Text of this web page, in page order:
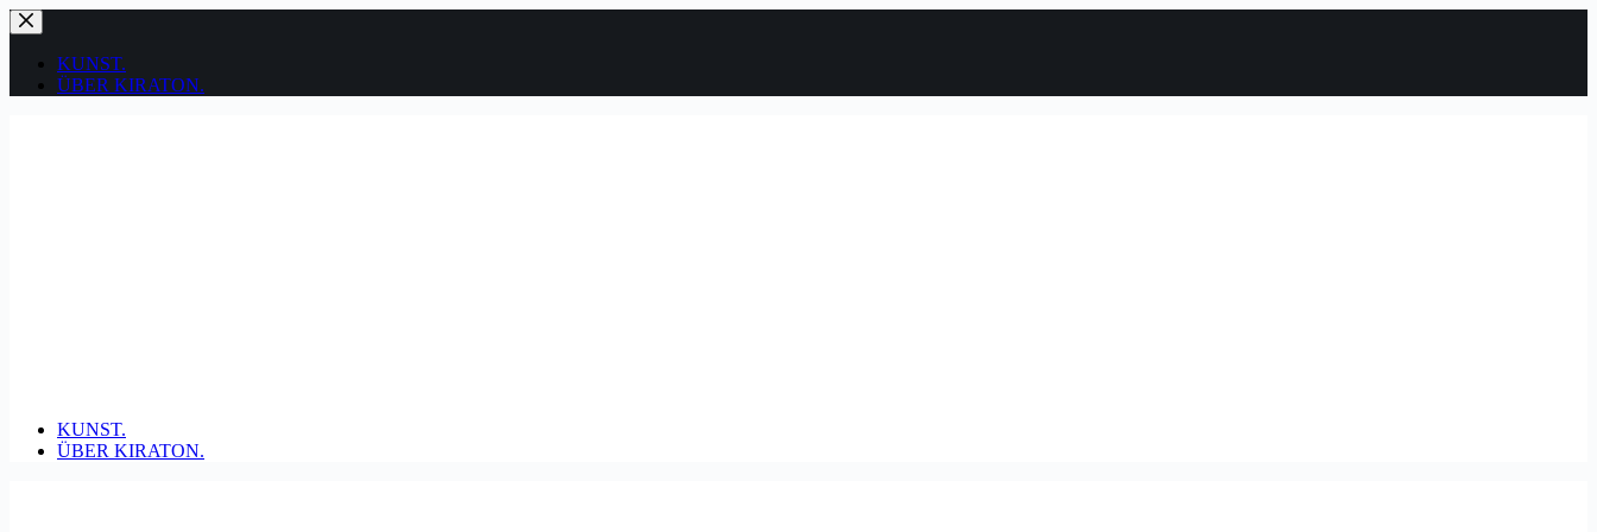
Zum
Inhalt
springenKUNST.
ÜBER KIRATON.
KUNST.
ÜBER KIRATON.